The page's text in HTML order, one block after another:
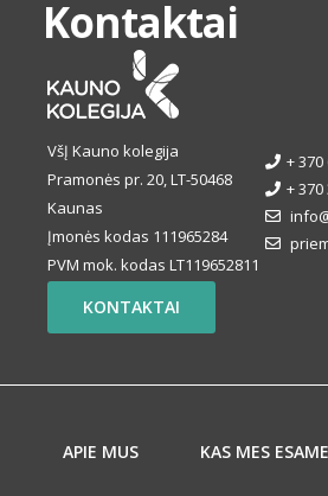
Kontaktai
VšĮ Kauno kolegija
Pramonės pr. 20, LT-50468
Kaunas
Įmonės kodas 111965284
PVM mok. kodas LT119652811
+ 370
+ 370
KONTAKTAI
APIE MUS KAS MES ESAME